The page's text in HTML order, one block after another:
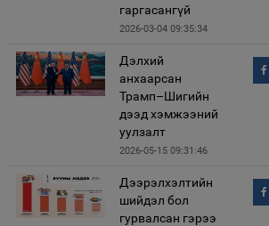
гаргасангүй
2026-03-04 09:35:34
Дэлхий
анхаарсан
Трамп–Шигийн
дээд хэмжээний
уулзалт
2026-05-15 09:31:46
Дээрэлхэлтийн
шийдэл бол
гурвалсан гэрээ